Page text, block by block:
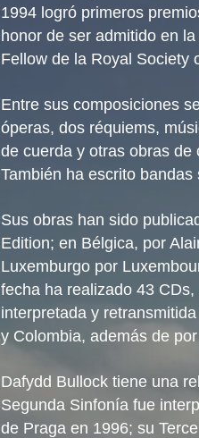
1994 logró primeros
honor de ser admitido en
Fellow de la Royal Society
Entre sus composiciones
óperas, dos réquiems,
de cuerda y otras obras
También ha escrito
Sus obras han sido
Edition; en Bélgica, por
Luxemburgo por
fecha ha realizado 43
interpretada y
y Colombia, además de
Dafydd Bullock tiene una
Segunda Sinfonía fue
de Praga en 1996; su